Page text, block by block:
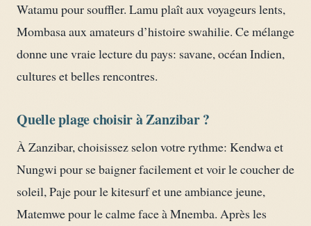
Watamu pour souffler. Lamu plaît aux voyageurs lents,
Mombasa aux amateurs d’histoire swahilie. Ce mélange
donne une vraie lecture du pays: savane, océan Indien,
cultures et belles rencontres.
Quelle plage choisir à Zanzibar ?
À Zanzibar, choisissez selon votre rythme: Kendwa et
Nungwi pour se baigner facilement et voir le coucher de
soleil, Paje pour le kitesurf et une ambiance jeune,
Matemwe pour le calme face à Mnemba. Après les